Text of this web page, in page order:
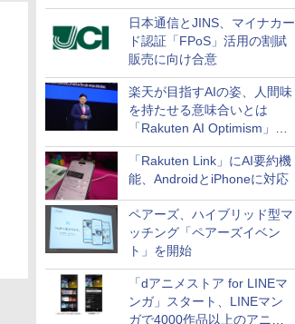
日本通信とJINS、マイナカー
ド認証「FPoS」活用の割賦
販売に向け合意
楽天が目指すAIの姿、人間味
を持たせる意味合いとは
「Rakuten AI Optimism」三
木谷氏の基調講演
「Rakuten Link」にAI要約機
能、AndroidとiPhoneに対応
ペアーズ、ハイブリッド型マ
ッチング「ペアーズイベン
ト」を開始
「dアニメストア for LINEマ
ンガ」スタート、LINEマン
ガで4000作品以上のアニメ